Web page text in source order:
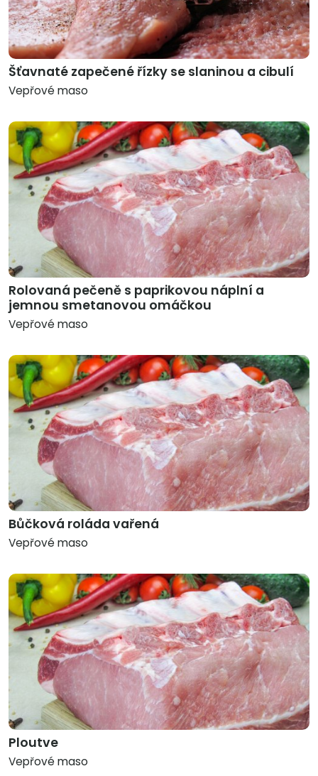
Šťavnaté zapečené řízky se slaninou a cibulí
Vepřové maso
Rolovaná pečeně s paprikovou náplní a
jemnou smetanovou omáčkou
Vepřové maso
Bůčková roláda vařená
Vepřové maso
Ploutve
Vepřové maso